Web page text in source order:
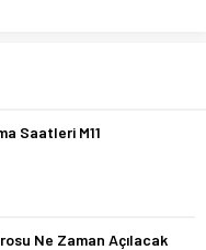
Saatleri M11
Ne Zaman Açılacak